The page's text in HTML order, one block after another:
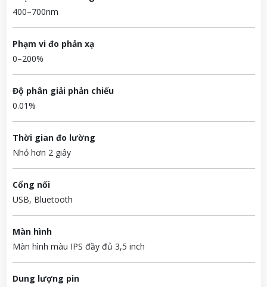
400–700nm
Phạm vi đo phản xạ
0–200%
Độ phân giải phản chiếu
0.01%
Thời gian đo lường
Nhỏ hơn 2 giây
Cổng nối
USB, Bluetooth
Màn hình
Màn hình màu IPS đầy đủ 3,5 inch
Dung lượng pin